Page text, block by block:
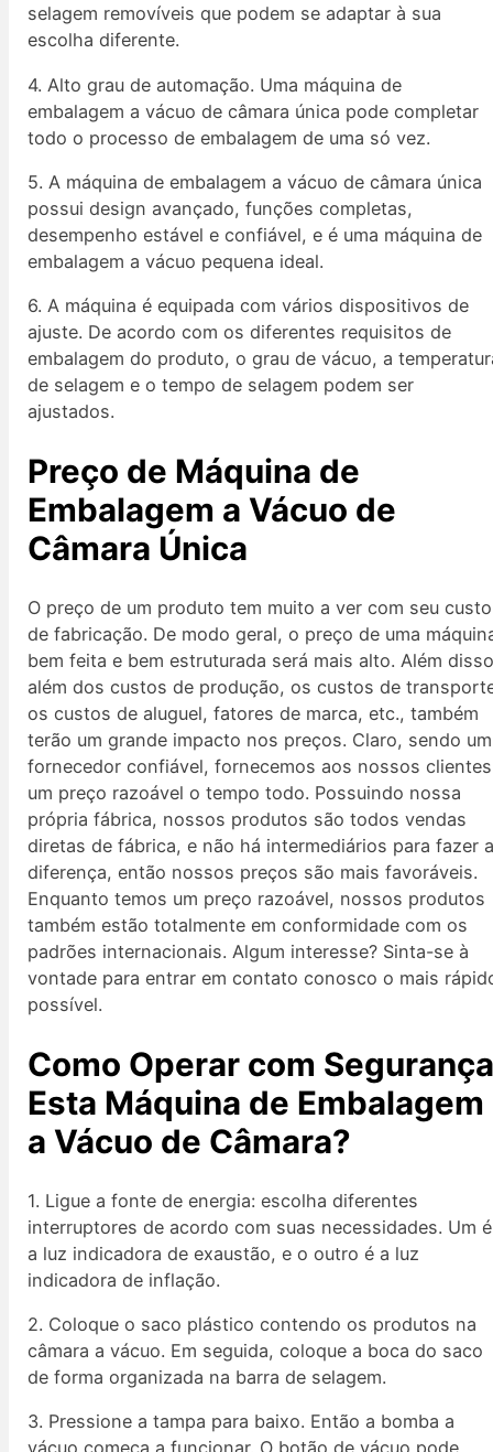
selagem removíveis que podem se adaptar à sua
escolha diferente.
4. Alto grau de automação. Uma máquina de
embalagem a vácuo de câmara única pode completar
todo o processo de embalagem de uma só vez.
5. A máquina de embalagem a vácuo de câmara única
possui design avançado, funções completas,
desempenho estável e confiável, e é uma máquina de
embalagem a vácuo pequena ideal.
6. A máquina é equipada com vários dispositivos de
ajuste. De acordo com os diferentes requisitos de
embalagem do produto, o grau de vácuo, a
de selagem e o tempo de selagem podem ser
ajustados.
Preço de Máquina de
Embalagem a Vácuo de
Câmara Única
O preço de um produto tem muito a ver com seu custo
de fabricação. De modo geral, o preço de uma
bem feita e bem estruturada será mais alto. Além
além dos custos de produção, os custos de
os custos de aluguel, fatores de marca, etc., também
terão um grande impacto nos preços. Claro, sendo um
fornecedor confiável, fornecemos aos nossos clientes
um preço razoável o tempo todo. Possuindo nossa
própria fábrica, nossos produtos são todos vendas
diretas de fábrica, e não há intermediários para fazer
diferença, então nossos preços são mais favoráveis.
Enquanto temos um preço razoável, nossos produtos
também estão totalmente em conformidade com os
padrões internacionais. Algum interesse? Sinta-se à
vontade para entrar em contato conosco o mais
possível.
Como Operar com
Esta Máquina de Embalagem
a Vácuo de Câmara?
1. Ligue a fonte de energia: escolha diferentes
interruptores de acordo com suas necessidades. Um é
a luz indicadora de exaustão, e o outro é a luz
indicadora de inflação.
2. Coloque o saco plástico contendo os produtos na
câmara a vácuo. Em seguida, coloque a boca do saco
de forma organizada na barra de selagem.
3. Pressione a tampa para baixo. Então a bomba a